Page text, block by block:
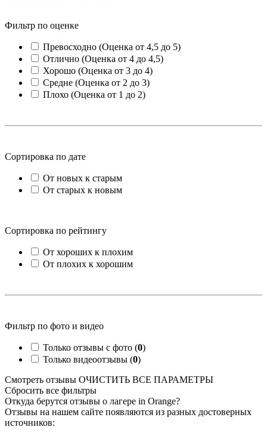
Фильтр по оценке
Превосходно (Оценка от 4,5 до 5)
Отлично (Оценка от 4 до 4,5)
Хорошо (Оценка от 3 до 4)
Средне (Оценка от 2 до 3)
Плохо (Оценка от 1 до 2)
Сортировка по дате
От новых к старым
От старых к новым
Сортировка по рейтингу
От хороших к плохим
От плохих к хорошим
Фильтр по фото и видео
Только отзывы с фото (0)
Только видеоотзывы (0)
Смотреть отзывы ОЧИСТИТЬ ВСЕ ПАРАМЕТРЫ
Сбросить все фильтры
Откуда берутся отзывы о лагере in Orange?
Отзывы на нашем сайте появляются из разных достоверных
источников: